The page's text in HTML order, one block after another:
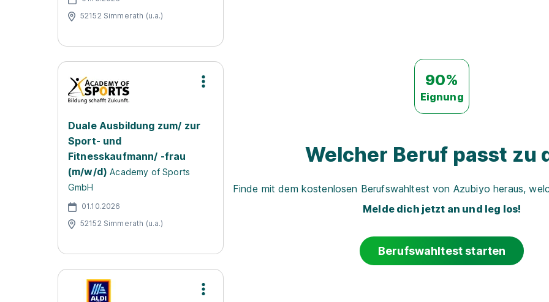
52152 Simmerath (u.a.)
Duale Ausbildung zum/ zur
Sport- und
Fitnesskaufmann/ -frau
(m/w/d) Academy of Sports
GmbH
01.10.2026
52152 Simmerath (u.a.)
90%
Eignung
Welcher Beruf passt zu
Finde mit dem kostenlosen Berufswahltest von Azubiyo heraus,
Melde dich jetzt an und leg los!
Berufswahltest starten